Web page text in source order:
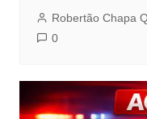
Robertão Chapa
0